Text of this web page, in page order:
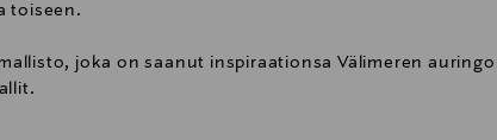
toiseen.
joka on saanut inspiraationsa Välimeren